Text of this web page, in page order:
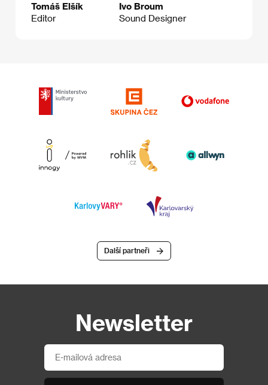
Tomáš Elšík
Editor
Ivo Broum
Sound Designer
Další partneři
Newsletter